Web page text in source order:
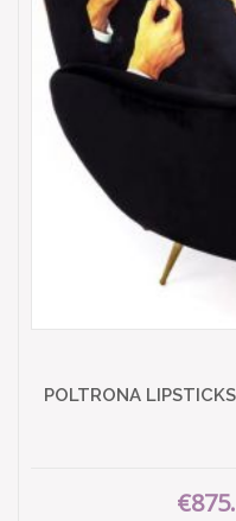
POLTRONA